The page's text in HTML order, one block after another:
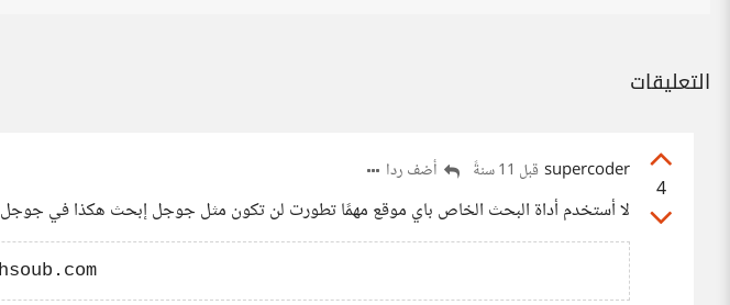
التعليقات
4
supercoder قبل 11 سنةً أضف ردا
لا أستخدم أداة البحث الخاص باي موقع مهمًا تطورت لن تكون مثل جوجل إبحث هكذا في جوجل